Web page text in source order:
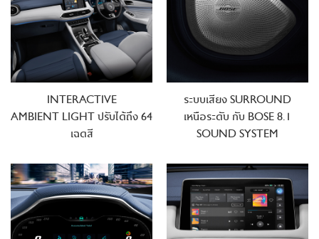
INTERACTIVE
AMBIENT LIGHT ปรับได้ถึง 64
เฉดสี
ระบบเสียง SURROUND
เหนือระดับ กับ BOSE 8.1
SOUND SYSTEM